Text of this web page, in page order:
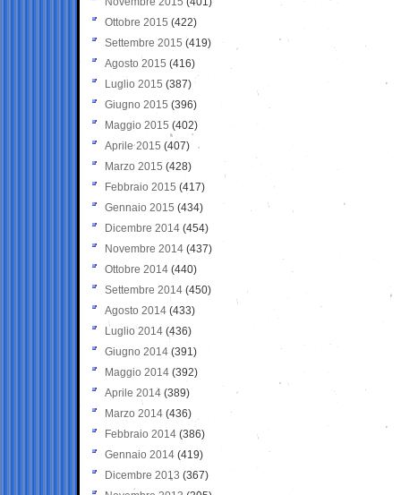
Ottobre 2015 (422)
Settembre 2015 (419)
Agosto 2015 (416)
Luglio 2015 (387)
Giugno 2015 (396)
Maggio 2015 (402)
Aprile 2015 (407)
Marzo 2015 (428)
Febbraio 2015 (417)
Gennaio 2015 (434)
Dicembre 2014 (454)
Novembre 2014 (437)
Ottobre 2014 (440)
Settembre 2014 (450)
Agosto 2014 (433)
Luglio 2014 (436)
Giugno 2014 (391)
Maggio 2014 (392)
Aprile 2014 (389)
Marzo 2014 (436)
Febbraio 2014 (386)
Gennaio 2014 (419)
Dicembre 2013 (367)